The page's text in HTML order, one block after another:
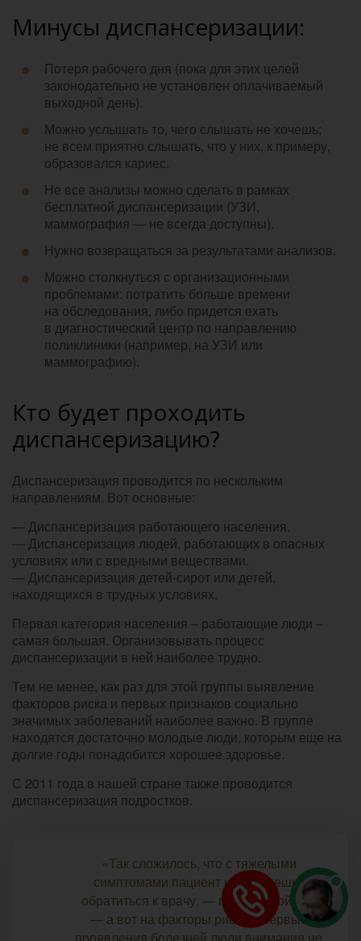
Минусы диспансеризации:
Потеря рабочего дня (пока для этих целей
законодательно не установлен оплачиваемый
выходной день).
Можно услышать то, чего слышать не хочешь;
не всем приятно слышать, что у них, к примеру,
образовался кариес.
Не все анализы можно сделать в рамках
бесплатной диспансеризации (УЗИ,
маммография — не всегда доступны).
Нужно возвращаться за результатами анализов.
Можно столкнуться с организационными
проблемами: потратить больше времени
на обследования, либо придется ехать
в диагностический центр по направлению
поликлиники (например, на УЗИ или
маммографию).
Кто будет проходить
диспансеризацию?
Диспансеризация проводится по нескольким
направлениям. Вот основные:
— Диспансеризация работающего населения.
— Диспансеризация людей, работающих в опасных
условиях или с вредными веществами.
— Диспансеризация детей-сирот или детей,
находящихся в трудных условиях.
Первая категория населения – работающие люди –
самая большая. Организовывать процесс
диспансеризации в ней наиболее трудно.
Тем не менее, как раз для этой группы выявление
факторов риска и первых признаков социально
значимых заболеваний наиболее важно. В группе
находятся достаточно молодые люди, которым еще на
долгие годы понадобится хорошее здоровье.
С 2011 года в нашей стране также проводится
диспансеризация подростков.
«Так сложилось, что с тяжелыми
симптомами пациент и сам спешит
обратиться к врачу, — говорит Бойцов,
— а вот на факторы риска и первые
проявления болезней люди внимания не